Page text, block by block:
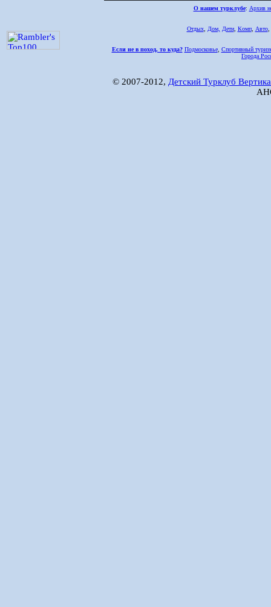
О нашем турклубе: Архив
Отдых, Дом, Дети, Комп, Авто,
Если не в поход, то куда? Подмосковье, Спортивный
Города
© 2007-2012, Детский Турклуб